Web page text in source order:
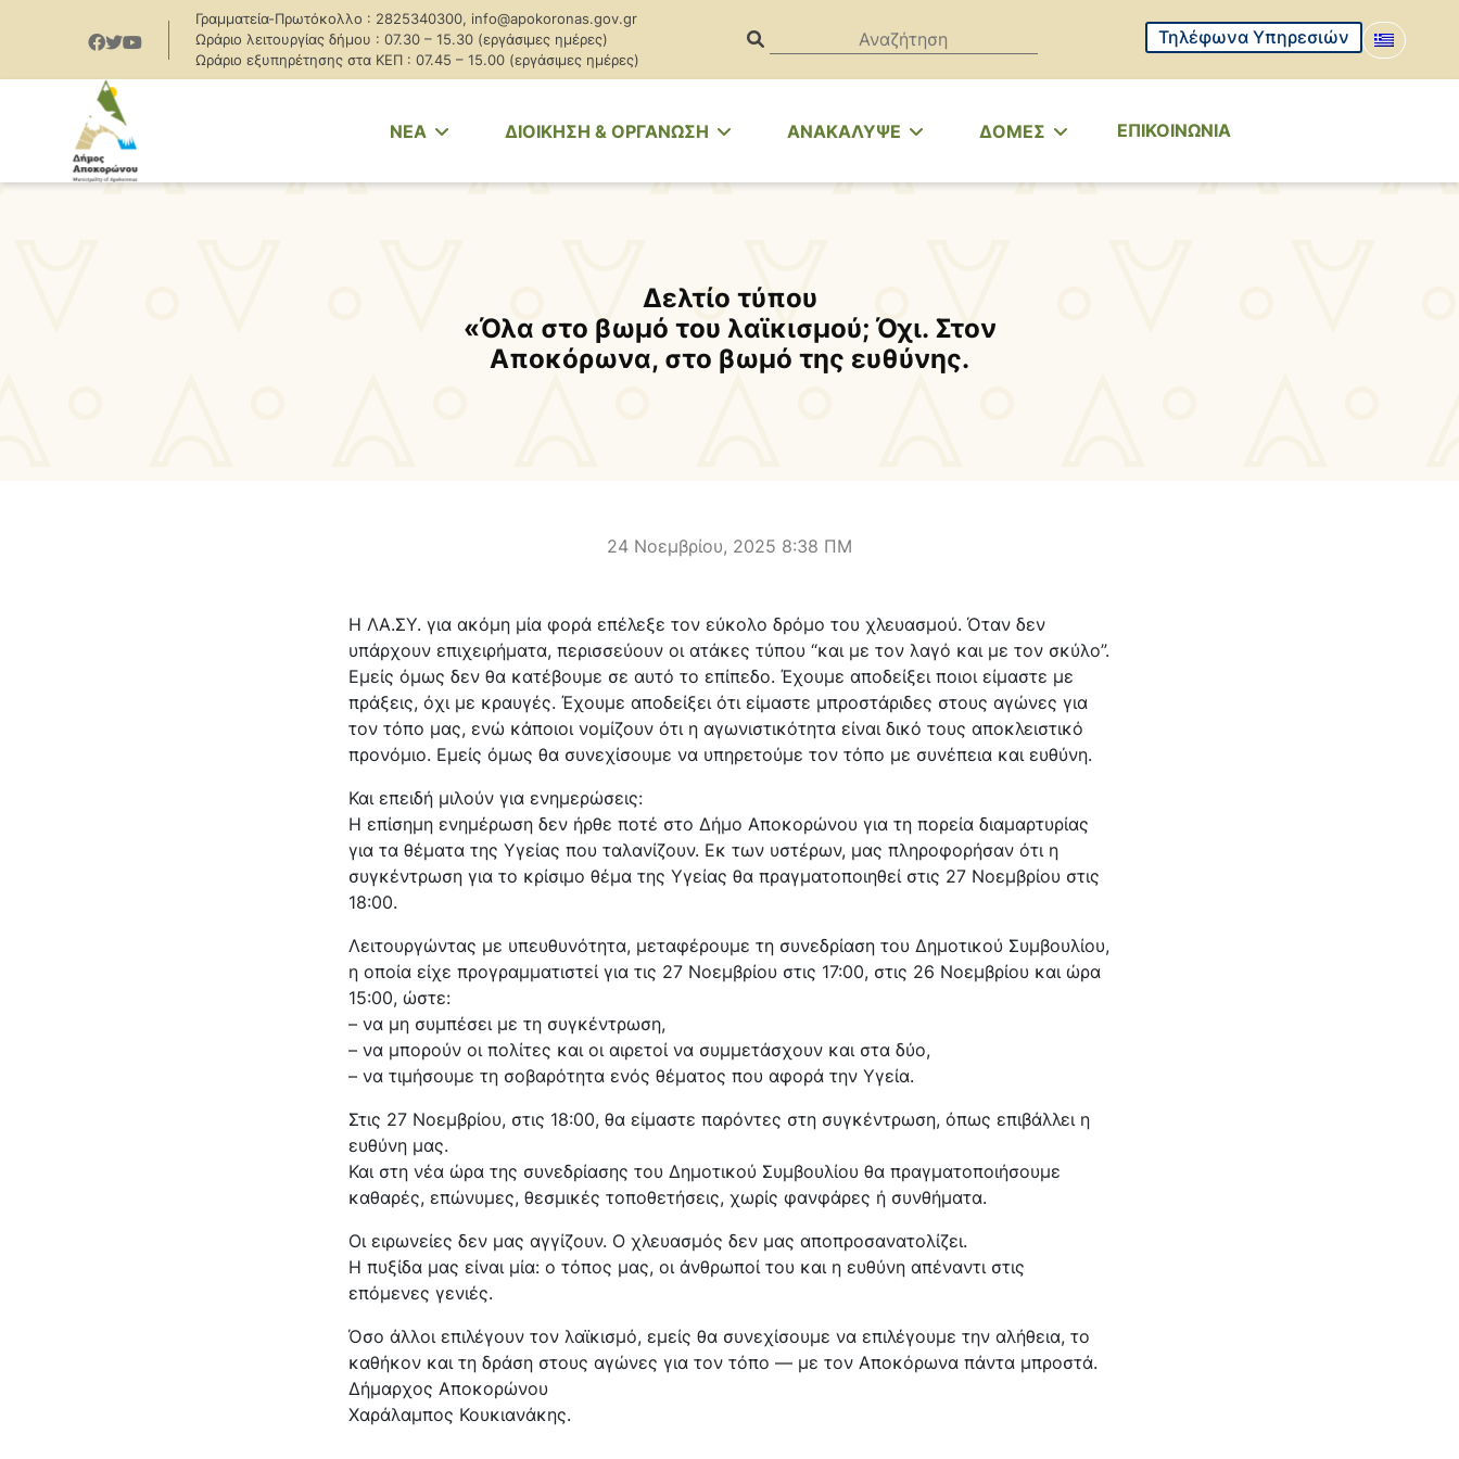
Γραμματεία-Πρωτόκολλο : 2825340300, info@apokoronas.gov.gr
Ωράριο λειτουργίας δήμου : 07.30 – 15.30 (εργάσιμες ημέρες)
Ωράριο εξυπηρέτησης στα ΚΕΠ : 07.45 – 15.00 (εργάσιμες ημέρες)
Τηλέφωνα Υπηρεσιών
NEA ΔΙΟΙΚΗΣΗ & ΟΡΓΑΝΩΣΗ ΑΝΑΚΑΛΥΨΕ ΔΟΜΕΣ ΕΠΙΚΟΙΝΩΝΙΑ
Δελτίο τύπου
«Όλα στο βωμό του λαϊκισμού; Όχι. Στον
Αποκόρωνα, στο βωμό της ευθύνης.
24 Νοεμβρίου, 2025 8:38 ΠΜ
Η ΛΑ.ΣΥ. για ακόμη μία φορά επέλεξε τον εύκολο δρόμο του χλευασμού. Όταν δεν
υπάρχουν επιχειρήματα, περισσεύουν οι ατάκες τύπου “και με τον λαγό και με τον σκύλο”.
Εμείς όμως δεν θα κατέβουμε σε αυτό το επίπεδο. Έχουμε αποδείξει ποιοι είμαστε με
πράξεις, όχι με κραυγές. Έχουμε αποδείξει ότι είμαστε μπροστάριδες στους αγώνες για
τον τόπο μας, ενώ κάποιοι νομίζουν ότι η αγωνιστικότητα είναι δικό τους αποκλειστικό
προνόμιο. Εμείς όμως θα συνεχίσουμε να υπηρετούμε τον τόπο με συνέπεια και ευθύνη.
Και επειδή μιλούν για ενημερώσεις:
Η επίσημη ενημέρωση δεν ήρθε ποτέ στο Δήμο Αποκορώνου για τη πορεία διαμαρτυρίας
για τα θέματα της Υγείας που ταλανίζουν. Εκ των υστέρων, μας πληροφορήσαν ότι η
συγκέντρωση για το κρίσιμο θέμα της Υγείας θα πραγματοποιηθεί στις 27 Νοεμβρίου στις
18:00.
Λειτουργώντας με υπευθυνότητα, μεταφέρουμε τη συνεδρίαση του Δημοτικού Συμβουλίου,
η οποία είχε προγραμματιστεί για τις 27 Νοεμβρίου στις 17:00, στις 26 Νοεμβρίου και ώρα
15:00, ώστε:
– να μη συμπέσει με τη συγκέντρωση,
– να μπορούν οι πολίτες και οι αιρετοί να συμμετάσχουν και στα δύο,
– να τιμήσουμε τη σοβαρότητα ενός θέματος που αφορά την Υγεία.
Στις 27 Νοεμβρίου, στις 18:00, θα είμαστε παρόντες στη συγκέντρωση, όπως επιβάλλει η
ευθύνη μας.
Και στη νέα ώρα της συνεδρίασης του Δημοτικού Συμβουλίου θα πραγματοποιήσουμε
καθαρές, επώνυμες, θεσμικές τοποθετήσεις, χωρίς φανφάρες ή συνθήματα.
Οι ειρωνείες δεν μας αγγίζουν. Ο χλευασμός δεν μας αποπροσανατολίζει.
Η πυξίδα μας είναι μία: ο τόπος μας, οι άνθρωποί του και η ευθύνη απέναντι στις
επόμενες γενιές.
Όσο άλλοι επιλέγουν τον λαϊκισμό, εμείς θα συνεχίσουμε να επιλέγουμε την αλήθεια, το
καθήκον και τη δράση στους αγώνες για τον τόπο — με τον Αποκόρωνα πάντα μπροστά.
Δήμαρχος Αποκορώνου
Χαράλαμπος Κουκιανάκης.